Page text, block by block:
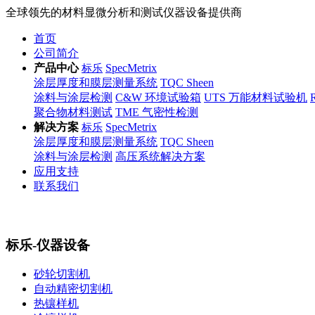
全球领先的材料显微分析和测试仪器设备提供商
首页
公司简介
产品中心 标乐 SpecMetrix
涂层厚度和膜层测量系统 TQC Sheen
涂料与涂层检测 C&W 环境试验箱 UTS 万能材料试验机
聚合物材料测试 TME 气密性检测
解决方案 标乐 SpecMetrix
涂层厚度和膜层测量系统 TQC Sheen
涂料与涂层检测 高压系统解决方案
应用支持
联系我们
标乐-仪器设备
砂轮切割机
自动精密切割机
热镶样机